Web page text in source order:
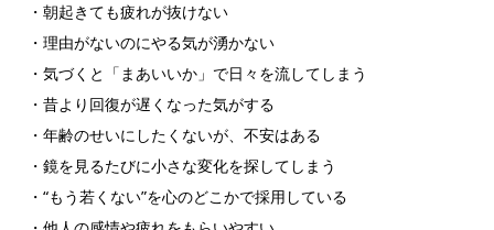
・朝起きても疲れが抜けない
・理由がないのにやる気が湧かない
・気づくと「まあいいか」で日々を流してしまう
・昔より回復が遅くなった気がする
・年齢のせいにしたくないが、不安はある
・鏡を見るたびに小さな変化を探してしまう
・“もう若くない”を心のどこかで採用している